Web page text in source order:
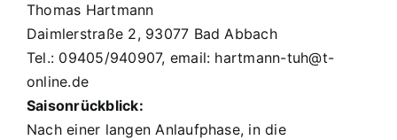
Thomas Hartmann
Daimlerstraße 2, 93077 Bad Abbach
Tel.: 09405/940907, email: hartmann-tuh@t-
online.de
Saisonrückblick:
Nach einer langen Anlaufphase, in die